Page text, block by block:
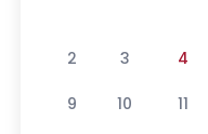
2 3 4
9 10 11